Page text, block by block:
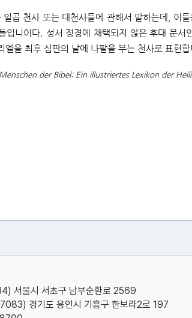
곱 천사 또는 대천사들에 관해서 말하는데, 이
입니이다. 성서 정경에 채택되지 않은 후대 문
엘을 최후 심판의 날에 나팔을 부는 천사로 표현합
der Bibel: Ein illustriertes Lexikon der
서울시 서초구 남부순환로 2569
경기도 용인시 기흥구 한보라2로 197